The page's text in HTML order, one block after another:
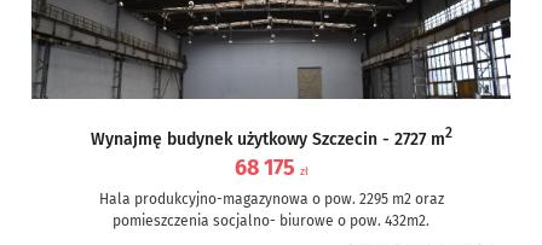
Wynajmę budynek użytkowy Szczecin - 2727 m2
68 175 zł
Hala produkcyjno-magazynowa o pow. 2295 m2 oraz
pomieszczenia socjalno- biurowe o pow. 432m2.